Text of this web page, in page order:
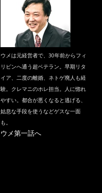
ウメは元経営者で、30年前からフィ
リピンへ通う超ベテラン。早期リタ
イア、二度の離婚、ネトゲ廃人も経
験。クレマニのホレ担当。人に惚れ
やすい。都合が悪くなると逃げる、
姑息な手段を使うなどゲスな一面
も。
ウメ第一話へ